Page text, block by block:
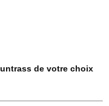
de votre choix